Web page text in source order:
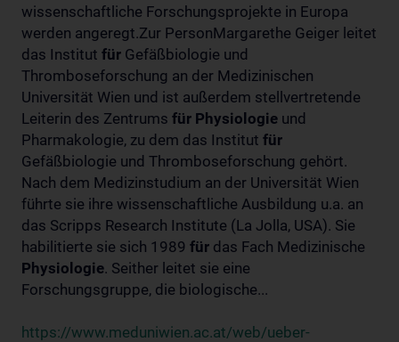
wissenschaftliche Forschungsprojekte in Europa
werden angeregt.Zur PersonMargarethe Geiger leitet
das Institut für Gefäßbiologie und
Thromboseforschung an der Medizinischen
Universität Wien und ist außerdem stellvertretende
Leiterin des Zentrums für Physiologie und
Pharmakologie, zu dem das Institut für
Gefäßbiologie und Thromboseforschung gehört.
Nach dem Medizinstudium an der Universität Wien
führte sie ihre wissenschaftliche Ausbildung u.a. an
das Scripps Research Institute (La Jolla, USA). Sie
habilitierte sie sich 1989 für das Fach Medizinische
Physiologie. Seither leitet sie eine
Forschungsgruppe, die biologische...
https://www.meduniwien.ac.at/web/ueber-